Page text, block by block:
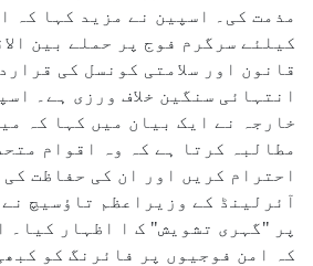
مذمت کی۔ اسپین نے مزید کہا کہ
کیلئے سرگرم فوج پر حملے بین
انتہائی سنگین خلاف ورزی ہے۔
خارجہ نے ایک بیان میں کہا کہ
مطالبہ کرتا ہے کہ وہ اقوام
احترام کریں اور ان کی حفاظت کی
آئرلینڈ کے وزیراعظم تاؤسیچ
پر "گہری تشویش" ک ا اظہار کیا۔
کہ امن فوجیوں پر فائرنگ کو